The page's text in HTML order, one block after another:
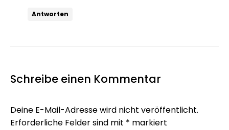
Antworten
Schreibe einen Kommentar
Deine E-Mail-Adresse wird nicht veröffentlicht.
Erforderliche Felder sind mit * markiert